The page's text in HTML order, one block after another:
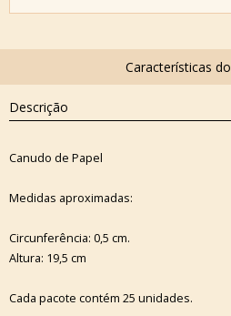
Descrição
Canudo de Papel
Medidas aproximadas:
Circunferência: 0,5 cm.
Altura: 19,5 cm
Cada pacote contém 25 unidades.